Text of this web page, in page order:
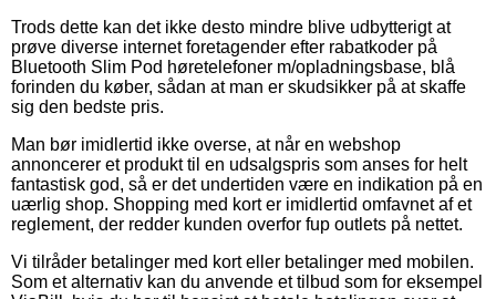
Trods dette kan det ikke desto mindre blive udbytterigt at
prøve diverse internet foretagender efter rabatkoder på
Bluetooth Slim Pod høretelefoner m/opladningsbase, blå
forinden du køber, sådan at man er skudsikker på at skaffe
sig den bedste pris.
Man bør imidlertid ikke overse, at når en webshop
annoncerer et produkt til en udsalgspris som anses for helt
fantastisk god, så er det undertiden være en indikation på en
uærlig shop. Shopping med kort er imidlertid omfavnet af et
reglement, der redder kunden overfor fup outlets på nettet.
Vi tilråder betalinger med kort eller betalinger med mobilen.
Som et alternativ kan du anvende et tilbud som for eksempel